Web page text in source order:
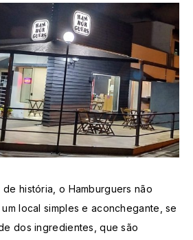
de história, o Hamburguers não
local simples e aconchegante, se
dos ingredientes, que são